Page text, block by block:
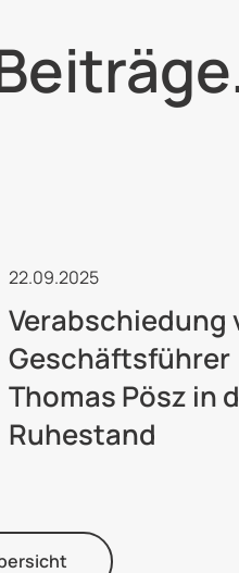
22.09.2025
Verabschiedung
Geschäftsführer
Thomas Pösz in
Ruhestand